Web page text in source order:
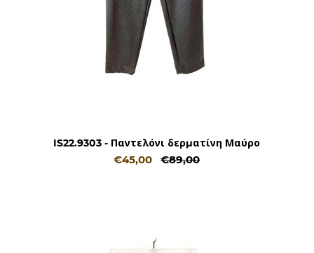
IS22.9303 - Παντελόνι δερματίνη Μαύρο
€45,00 €89,00